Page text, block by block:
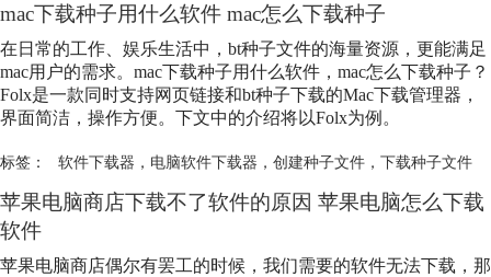
mac下载种子用什么软件 mac怎么下载种子
在日常的工作、娱乐生活中，bt种子文件的海量资源，更能满足
mac用户的需求。mac下载种子用什么软件，mac怎么下载种子？
Folx是一款同时支持网页链接和bt种子下载的Mac下载管理器，
界面简洁，操作方便。下文中的介绍将以Folx为例。
标签： 软件下载器 ， 电脑软件下载器 ， 创建种子文件， 下载种子文件
苹果电脑商店下载不了软件的原因 苹果电脑怎么下载
软件
苹果电脑商店偶尔有罢工的时候，我们需要的软件无法下载，那